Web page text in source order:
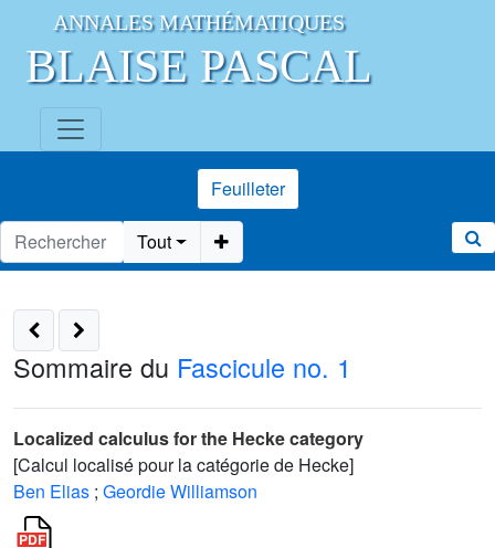
ANNALES MATHÉMATIQUES
BLAISE PASCAL
Feuilleter
Tout
Sommaire du Fascicule no. 1
Localized calculus for the Hecke category
[Calcul localisé pour la catégorie de Hecke]
Ben Elias ; Geordie Williamson